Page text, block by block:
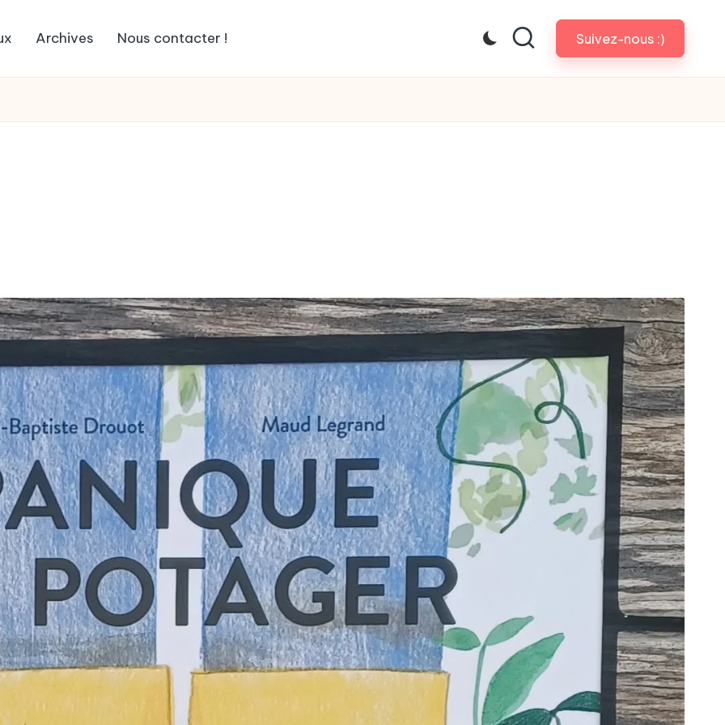
Archives Nous contacter ! Suivez-nous :)